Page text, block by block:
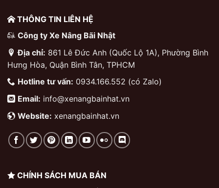
THÔNG TIN LIÊN HỆ
Công ty Xe Nâng Bãi Nhật
Địa chỉ: 861 Lê Đức Anh (Quốc Lộ 1A), Phường Bình
Hưng Hòa, Quận Bình Tân, TPHCM
Hotline tư vấn: 0934.166.552 (có Zalo)
Email: info@xenangbainhat.vn
Website: xenangbainhat.vn
CHÍNH SÁCH MUA BÁN